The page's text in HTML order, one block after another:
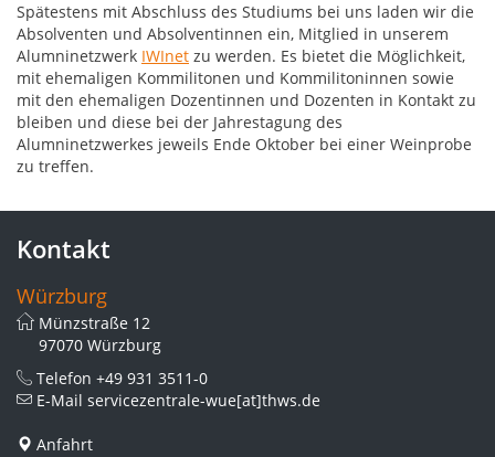
Spätestens mit Abschluss des Studiums bei uns laden wir die
Absolventen und Absolventinnen ein, Mitglied in unserem
Alumninetzwerk IWInet zu werden. Es bietet die Möglichkeit,
mit ehemaligen Kommilitonen und Kommilitoninnen sowie
mit den ehemaligen Dozentinnen und Dozenten in Kontakt zu
bleiben und diese bei der Jahrestagung des
Alumninetzwerkes jeweils Ende Oktober bei einer Weinprobe
zu treffen.
Kontakt
Würzburg
Münzstraße 12
97070 Würzburg
Telefon +49 931 3511-0
E-Mail servicezentrale-wue[at]thws.de
Anfahrt